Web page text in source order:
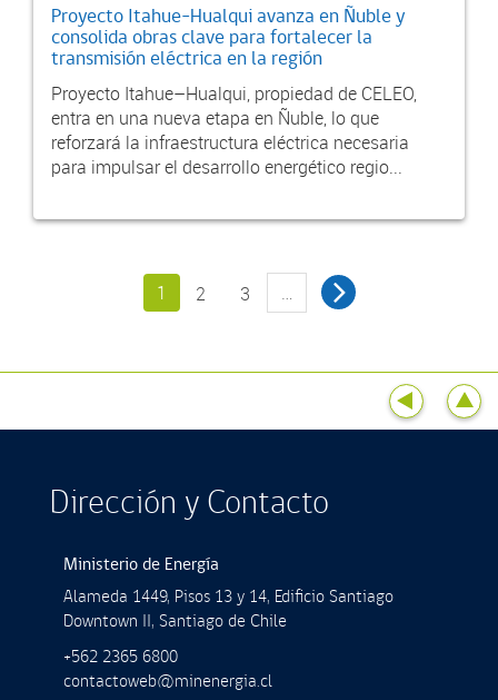
Proyecto Itahue–Hualqui avanza en Ñuble y
consolida obras clave para fortalecer la
transmisión eléctrica en la región
Proyecto Itahue–Hualqui, propiedad de CELEO,
entra en una nueva etapa en Ñuble, lo que
reforzará la infraestructura eléctrica necesaria
para impulsar el desarrollo energético regio...
1 2 3 …
Dirección y Contacto
Ministerio de Energía
Alameda 1449, Pisos 13 y 14, Ediﬁcio Santiago
Downtown II, Santiago de Chile
+562 2365 6800
contactoweb@minenergia.cl